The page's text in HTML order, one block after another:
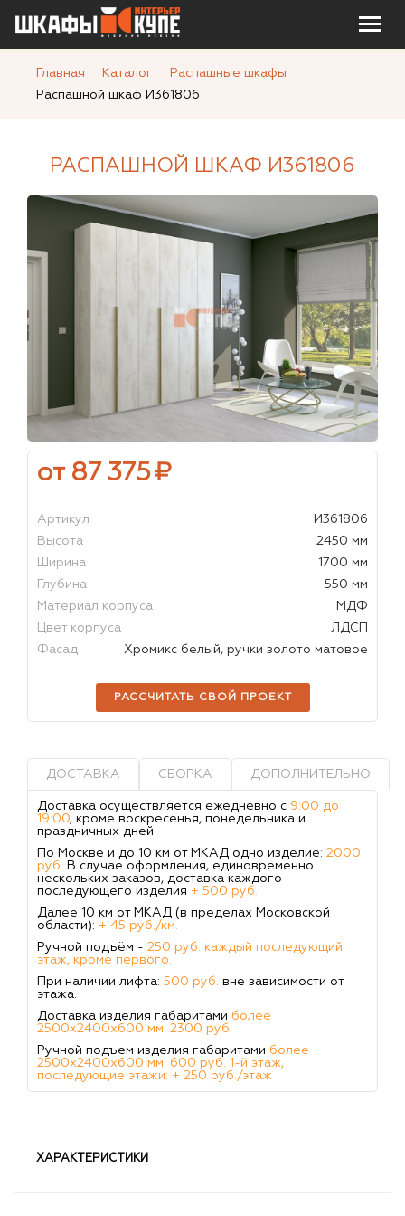
Главная Каталог
Распашные шкафы
Распашной шкаф И361806
РАСПАШНОЙ ШКАФ И361806
от 87 375₽
Артикул
И361806
Высота
2450 мм
Ширина
1700 мм
Глубина
550 мм
Материал корпуса
МДФ
Цвет корпуса
ЛДСП
Фасад
Хромикс белый, ручки золото матовое
РАССЧИТАТЬ СВОЙ ПРОЕКТ
ДОСТАВКА СБОРКА ДОПОЛНИТЕЛЬНО
Доставка осуществляется ежедневно с 9:00 до
19:00, кроме воскресенья, понедельника и
праздничных дней.
По Москве и до 10 км от МКАД одно изделие: 2000
руб.
В случае оформления, единовременно
нескольких заказов, доставка каждого
последующего изделия + 500 руб.
Далее 10 км от МКАД (в пределах Московской
области): + 45 руб./км.
Ручной подъём - 250 руб. каждый последующий
этаж, кроме первого.
При наличии лифта: 500 руб. вне зависимости от
этажа.
Доставка изделия габаритами более
2500х2400х600 мм: 2300 руб.
Ручной подъем изделия габаритами более
2500х2400х600 мм: 600 руб. 1-й этаж,
последующие этажи: + 250 руб./этаж
ХАРАКТЕРИСТИКИ